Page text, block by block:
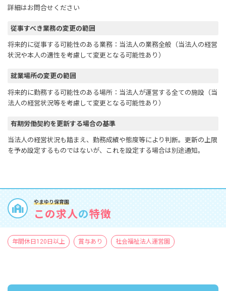
詳細はお問合せください
従事すべき業務の変更の範囲
将来的に従事する可能性のある業務：当法人の業務全般（当法人の経営
状況や本人の適性を考慮して変更となる可能性あり）
就業場所の変更の範囲
将来的に勤務する可能性のある場所：当法人が運営する全ての施設（当
法人の経営状況等を考慮して変更となる可能性あり）
有期労働契約を更新する場合の基準
当法人の経営状況も踏まえ、勤務成績や態度等により判断。更新の上限
を予め設定するものではないが、これを設定する場合は別途通知。
やまゆり保育園
この求人の特徴
年間休日120日以上 賞与あり 社会福祉法人運営園